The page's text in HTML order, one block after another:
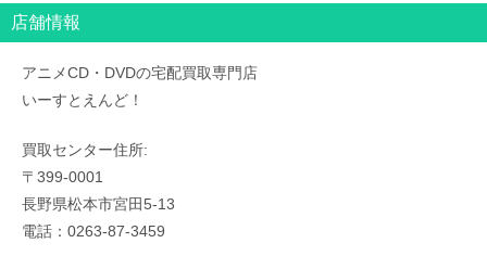
店舗情報
アニメCD・DVDの宅配買取専門店
いーすとえんど！
買取センター住所:
〒399-0001
長野県松本市宮田5-13
電話：0263-87-3459